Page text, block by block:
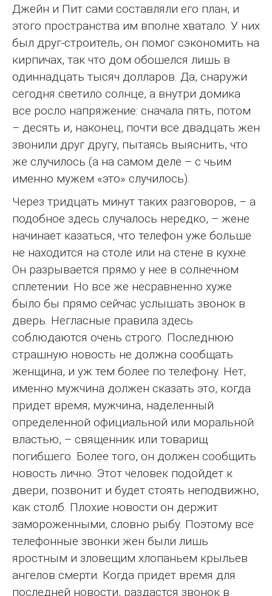
Джейн и Пит сами составляли его план, и
этого пространства им вполне хватало. У них
был друг-строитель, он помог сэкономить на
кирпичах, так что дом обошелся лишь в
одиннадцать тысяч долларов. Да, снаружи
сегодня светило солнце, а внутри домика
все росло напряжение: сначала пять, потом
– десять и, наконец, почти все двадцать жен
звонили друг другу, пытаясь выяснить, что
же случилось (а на самом деле – с чьим
именно мужем «это» случилось).
Через тридцать минут таких разговоров, – а
подобное здесь случалось нередко, – жене
начинает казаться, что телефон уже больше
не находится на столе или на стене в кухне.
Он разрывается прямо у нее в солнечном
сплетении. Но все же несравненно хуже
было бы прямо сейчас услышать звонок в
дверь. Негласные правила здесь
соблюдаются очень строго. Последнюю
страшную новость не должна сообщать
женщина, и уж тем более по телефону. Нет,
именно мужчина должен сказать это, когда
придет время; мужчина, наделенный
определенной официальной или моральной
властью, – священник или товарищ
погибшего. Более того, он должен сообщить
новость лично. Этот человек подойдет к
двери, позвонит и будет стоять неподвижно,
как столб. Плохие новости он держит
замороженными, словно рыбу. Поэтому все
телефонные звонки жен были лишь
яростным и зловещим хлопаньем крыльев
ангелов смерти. Когда придет время для
последней новости, раздастся звонок в